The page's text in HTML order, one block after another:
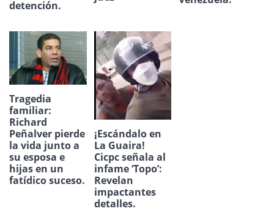
detención.
Tragedia
familiar:
Richard
Peñalver pierde
la vida junto a
su esposa e
hijas en un
fatídico suceso.
¡Escándalo en
La Guaira!
Cicpc señala al
infame ‘Topo’:
Revelan
impactantes
detalles.